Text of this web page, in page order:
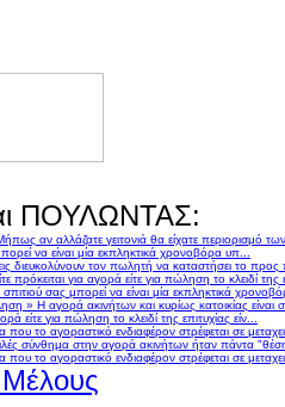
ΠΟΥΛΩΝΤΑΣ:
αν αλλάζατε γειτονιά θα είχατε περιορισμό
να είναι μία εκπληκτικά χρονοβόρα υπ...
διευκολύνουν τον πωλητή να καταστήσει το
πρόκειται για αγορά είτε για πώληση το κλειδί της
σας μπορεί να είναι μία εκπληκτικά
» Η αγορά ακινήτων και κυρίως κατοικίας
είτε για πώληση το κλειδί της επιτυχίας είν...
που το αγοραστικό ενδιαφέρον στρέφεται σε
σύνθημα στην αγορά ακινήτων ήταν πάντα
που το αγοραστικό ενδιαφέρον στρέφεται σε